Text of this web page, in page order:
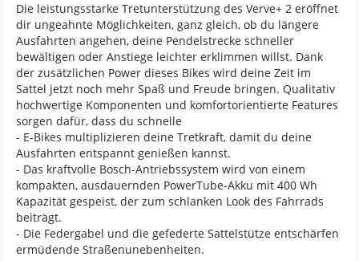
Die leistungsstarke Tretunterstützung des Verve+ 2 eröffnet
dir ungeahnte Möglichkeiten, ganz gleich, ob du längere
Ausfahrten angehen, deine Pendelstrecke schneller
bewältigen oder Anstiege leichter erklimmen willst. Dank
der zusätzlichen Power dieses Bikes wird deine Zeit im
Sattel jetzt noch mehr Spaß und Freude bringen. Qualitativ
hochwertige Komponenten und komfortorientierte Features
sorgen dafür, dass du schnelle
- E-Bikes multiplizieren deine Tretkraft, damit du deine
Ausfahrten entspannt genießen kannst.
- Das kraftvolle Bosch-Antriebssystem wird von einem
kompakten, ausdauernden PowerTube-Akku mit 400 Wh
Kapazität gespeist, der zum schlanken Look des Fahrrads
beiträgt.
- Die Federgabel und die gefederte Sattelstütze entschärfen
ermüdende Straßenunebenheiten.